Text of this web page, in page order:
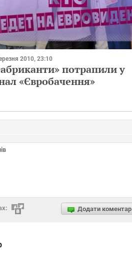
2010, 23:10
потрапили у
«Євробачення»
Додати коментар